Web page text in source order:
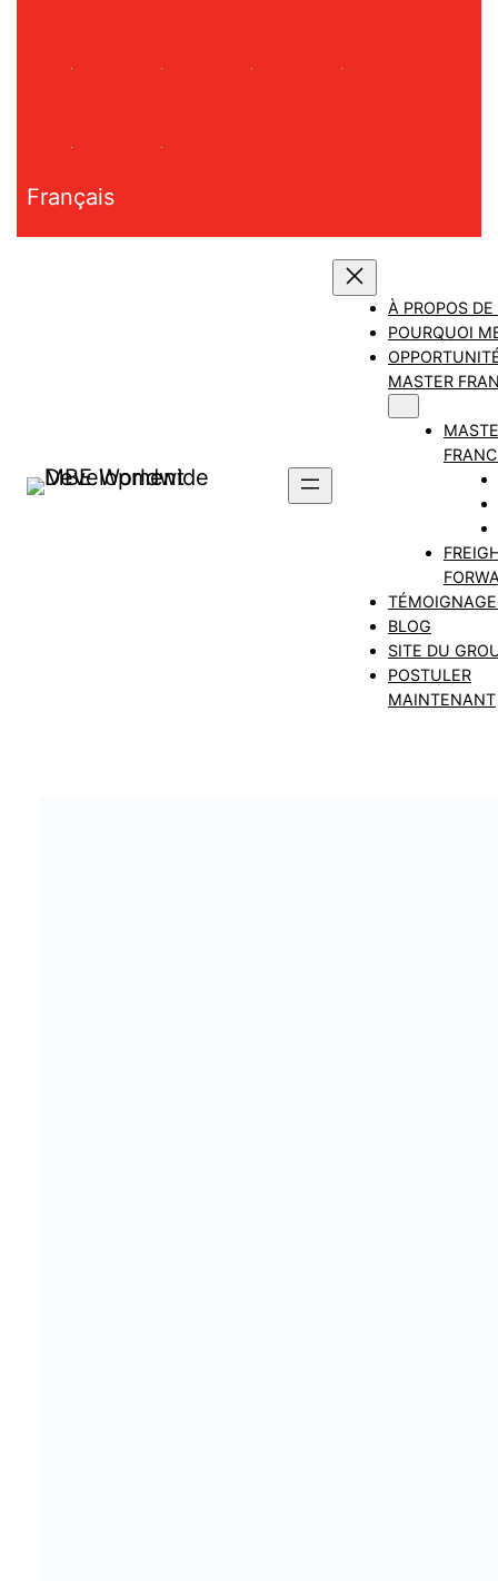
Français
À PROPOS
POURQUOI
MASTER
BLOG
SITE DU
POSTULER
MAINTENANT